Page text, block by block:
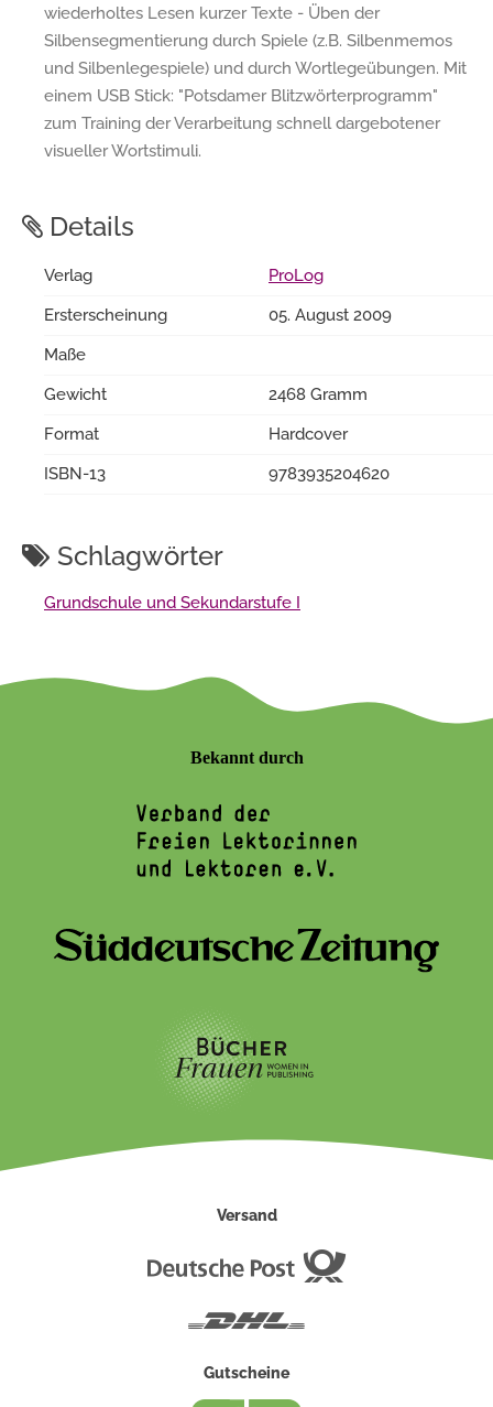
wiederholtes Lesen kurzer Texte - Üben der
Silbensegmentierung durch Spiele (z.B. Silbenmemos
und Silbenlegespiele) und durch Wortlegeübungen. Mit
einem USB Stick: "Potsdamer Blitzwörterprogramm"
zum Training der Verarbeitung schnell dargebotener
visueller Wortstimuli.
Details
Verlag
ProLog
Ersterscheinung
05. August 2009
Maße
Gewicht
2468 Gramm
Format
Hardcover
ISBN-13
9783935204620
Schlagwörter
Grundschule und Sekundarstufe I
Bekannt durch
Versand
Gutscheine